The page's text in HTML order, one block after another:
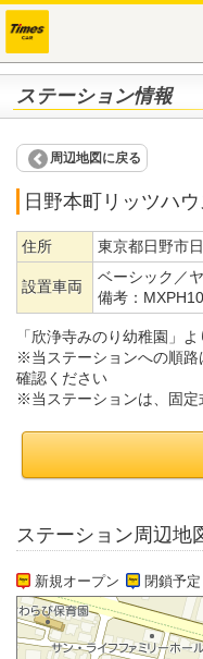
ステーション情報
周辺地図に戻る
日野本町リッツハ
住所 東京都日野市
設置車両
ベーシック／
備考：
「欣浄寺みのり幼稚園」よ
※当ステーションへの順路
確認ください
※当ステーションは、固定
ステーション周辺地
新規オープン 閉鎖予定